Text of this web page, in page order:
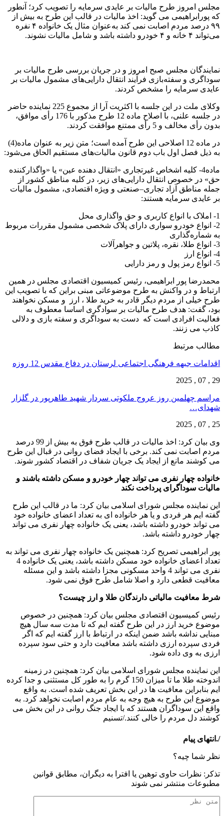
مجلس امروز طرح مالیات بر عایدی سرمایه را تصویب کرد؛ آنطور
که پورابراهیمی می گوید: اخذ مالیات در قالب این طرح به بیش از
۹۹ درصد مردم اصابت نمی کند به‌عنوان مثال یک خانواده ۴ نفره
می‌تواند ۴ خانه و ۴ خودرو داشته باشد و شامل مالیات نشوند.
نمایندگان مجلس صبح امروز و در جریان بررسی طرح مالیات بر
سوداگری و سفته‌بازی فرآیند انتقال دارایی‌های مشمول مالیات بر
عایدی سرمایه را مشخص کردند.
وکلای ملت در این جلسه با اکثریت آرا از مجموع 225 نماینده حاضر
در جلسه علنی، با اصلاح ماده 12 طرح مذکور با 176 رأی موافق،
بدون رأی مخالف و 5 رأی ممتنع موافقت کردند.
در ماده 12 اصلاحی این طرح آمده است؛ متن زیر به عنوان ماده(4)
به ذیل فصل اول باب دوم قانون مالیات‌های مستقیم الحاق می‌شود:
ماده4- کلیه اشخاص غیرتجاری «انتقال دهنده عین» یا «واگذارکننده
حق» در خصوص انتقال دارایی‌های زیر، در کلیه مناطق کشور از
جمله مناطق آزاد تجاری–صنعتی و ویژه اقتصادی، مشمول مالیات
بر عایدی سرمایه هستند:
1- املاک با انواع کاربری و حق واگذاری محل
2- انواع خودرو سواری دارای پلاک شخصی مشمول مقررات مربوط
به شماره‌گذاری
3- انواع طلا، نقره، پلاتین و جواهرآلات
4- انواع ارز
5- انواع رمز پول و رمز دارایی
محمدرضا پور ابراهیمی، رئیس کمیسیون اقتصادی مجلس در همین
ارتباط و در واکنش به طرح موضوعاتی مبنی براین که با تصویب این
طرح خیلی از مردم دیگر قادر به خرید طلا ، ارز و مسکن نخواهند
بود، گفت: هدف طرح مالیات بر سوادگری اساسا معطوف به
فعالیت افرادی است که دست به سوداگری و سفته بازی و دلالی
کاذب می زنند.
مطالب مرتبط
اقدامات جبهه فرهنگی اجتماعی لرستان در دفاع مقدس 12 روزه
29 , 07 , 2025
مراسم چهلمین روز عروج ملکوتی سردار شهید طاهرپور در گلزار
شهدای…
25 , 07 , 2025
وی بیان کرد: اخذ مالیات در قالب طرح فوق به بیش از 99 درصد
مردم اصابت نمی کند. برخی با ایجاد فضای روانی در قبال این طرح
می کوشند مانع از ایجاد یک جریان شفاف در اقتصاد کشور شوند.
خانواده چهار نفری می تواند چهار خودرو و مسکن داشته باشند و
مالیات سوداگرای پرداخت نکند
این نماینده مجلس شورای اسلامی بیان کرد: ما در قالب این طرح
گفته ایم هر فردی و یا هر خانواده ای به تعداد اعضای خانواده خود
می تواند خودرو داشته باشد، یعنی یک خانواده چهار نفری می تواند
چهار خودرو داشته باشد.
پور ابراهیمی تصریح کرد: همچنین یک خانواده چهار نفری می تواند به
تعداد اعضای خانواده خود مسکن داشته باشد، یعنی یک خانواده 4
نفری می تواند 4 واحد مسکونی مجزا داشته باشد و این مسئله
معافیت قطعی دارد و اصلا شامل طرح فوق نمی شود.
شرط معافیت مالیاتی دارندگان طلا و ارز چیست؟
رئیس کمیسیون اقتصادی مجلس بیان کرد: همچنین در خصوص
موضوع خرید ارز در این طرح گفته ایم که تا مدت سه سال هیچ
مبنایی نداشه باشد ضمن اینکه در ارتباط با ارز گفته ایم که اگر
فردی سپرده ارزی داشته باشد معافیت دارد و حتی سود سپرده
ارزی به وی داده شود.
این نماینده مجلس شورای اسلامی بیان کرد: همچنین در زمینه
اندوخته طلا ما تا میزان 150 گرم را به طور کل مستثنی و جدا کرده
ایم بنابراین معافیت ها در این بخش تعریف شده است. به واقع
موضوع این طرح به هیچ وجه به عام مردم اصابت نخواهد کرد. به
واقع این سوداگران هستند که با ایجاد جنگ روانی در این بخش می
کوشند دل مردم را خالی کنند./تسنیم
/.انتهای پیام
نظر شما چیه؟
تذكر: نظرات حاوی توهين يا افترا به ديگران، مطابق قوانين
مطبوعات منتشر نمی شوند